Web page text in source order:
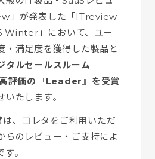
」が発表した「ITreview
」において、ユー
・満足度を獲得した製品と
タルセールスルーム
高評価の『Leader』を受賞
たします。
、コレタをご利用いただ
らのレビュー・ご支持によ
。